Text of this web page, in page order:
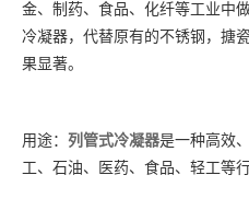
金、制药、食品、化纤等工业中
冷凝器，代替原有的不锈钢，搪
果显著。
用途： 列管式冷凝器是一种高效
工、石油、医药、食品、轻工等行